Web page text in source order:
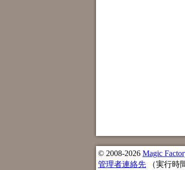
© 2008-2026 Magic
管理者連絡先 （実行時